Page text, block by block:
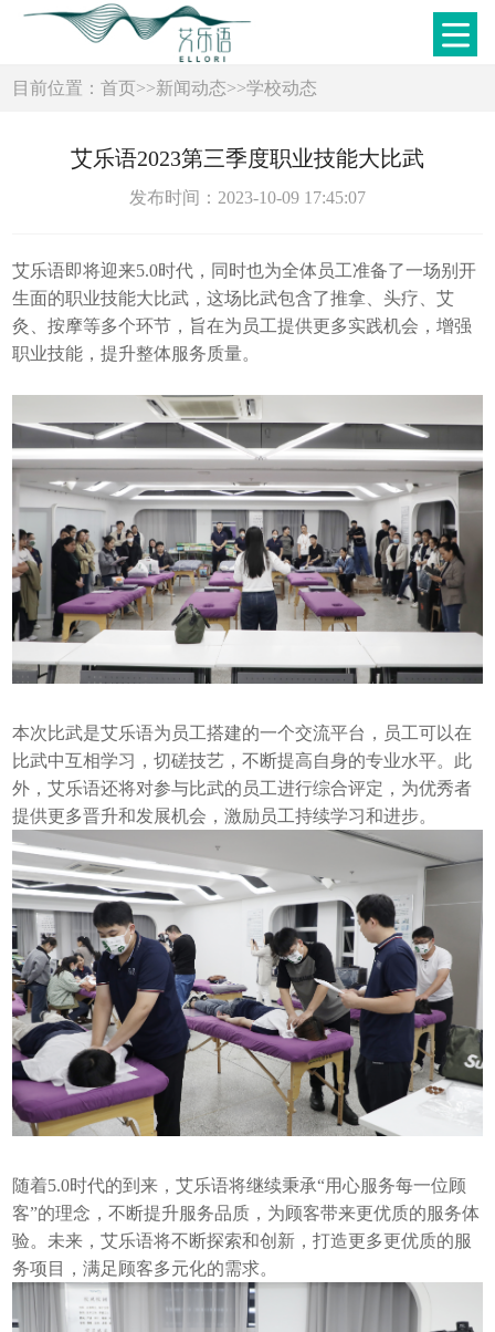
目前位置：首页>>新闻动态>>学校动态
艾乐语2023第三季度职业技能大比武
发布时间：2023-10-09 17:45:07
艾乐语即将迎来5.0时代，同时也为全体员工准备了一场别开
生面的职业技能大比武，这场比武包含了推拿、头疗、艾
灸、按摩等多个环节，旨在为员工提供更多实践机会，增强
职业技能，提升整体服务质量。
本次比武是艾乐语为员工搭建的一个交流平台，员工可以在
比武中互相学习，切磋技艺，不断提高自身的专业水平。此
外，艾乐语还将对参与比武的员工进行综合评定，为优秀者
提供更多晋升和发展机会，激励员工持续学习和进步。
随着5.0时代的到来，艾乐语将继续秉承“用心服务每一位顾
客”的理念，不断提升服务品质，为顾客带来更优质的服务体
验。未来，艾乐语将不断探索和创新，打造更多更优质的服
务项目，满足顾客多元化的需求。